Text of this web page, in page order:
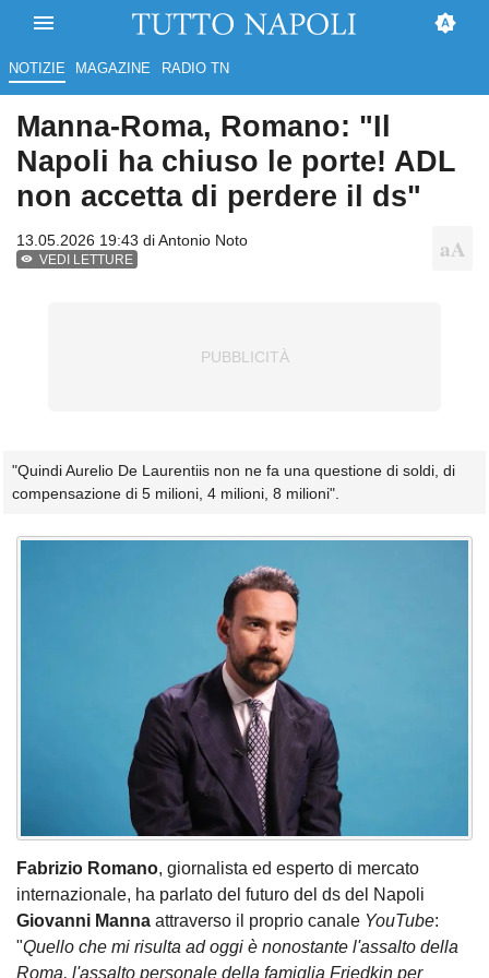
NOTIZIE MAGAZINE RADIO TN
Manna-Roma, Romano: "Il
Napoli ha chiuso le porte! ADL
non accetta di perdere il ds"
13.05.2026 19:43 diAntonio Noto
VEDI LETTURE
"Quindi Aurelio De Laurentiis non ne fa una questione di soldi, di
compensazione di 5 milioni, 4 milioni, 8 milioni".
Fabrizio Romano, giornalista ed esperto di mercato
internazionale, ha parlato del futuro del ds del Napoli
Giovanni Manna attraverso il proprio canale YouTube:
"Quello che mi risulta ad oggi è nonostante l'assalto della
Roma, l'assalto personale della famiglia Friedkin per